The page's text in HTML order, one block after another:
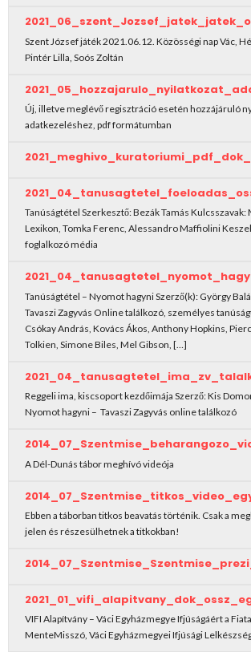
Szent József játék 2021.06.12. Közösségi nap Vác,
Pintér Lilla, Soós Zoltán
Új, illetve meglévő regisztráció esetén hozzájáruló
adatkezeléshez, pdf formátumban
Tanúságtétel Szerkesztő: Bezák Tamás Kulcsszavak:
Lexikon, Tomka Ferenc, Alessandro Maffiolini
foglalkozó média
Tanúságtétel – Nyomot hagyni Szerző(k): György
Tavaszi Zagyvás Online találkozó, személyes
Csókay András, Kovács Ákos, Anthony Hopkins,
Tolkien, Simone Biles, Mel Gibson, […]
Reggeli ima, kiscsoport kezdőimája Szerző: Kis
Nyomot hagyni – Tavaszi Zagyvás online találkozó
A Dél-Dunás tábor meghívó videója
Ebben a táborban titkos beavatás történik. Csak a
jelen és részesülhetnek a titkokban!
VIFI Alapítvány – Váci Egyházmegye Ifjúságáért a
MenteMisszó, Váci Egyházmegyei Ifjúsági